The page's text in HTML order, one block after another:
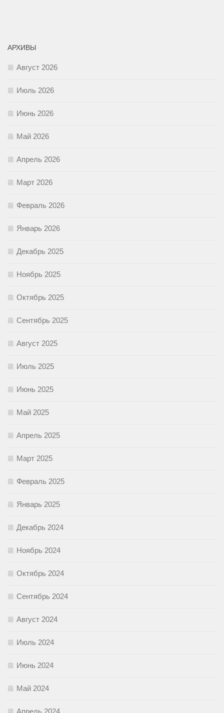
АРХИВЫ
Август 2026
Июль 2026
Июнь 2026
Май 2026
Апрель 2026
Март 2026
Февраль 2026
Январь 2026
Декабрь 2025
Ноябрь 2025
Октябрь 2025
Сентябрь 2025
Август 2025
Июль 2025
Июнь 2025
Май 2025
Апрель 2025
Март 2025
Февраль 2025
Январь 2025
Декабрь 2024
Ноябрь 2024
Октябрь 2024
Сентябрь 2024
Август 2024
Июль 2024
Июнь 2024
Май 2024